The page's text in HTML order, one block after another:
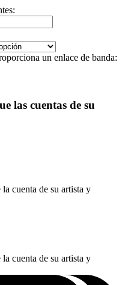
un enlace de banda:
las cuentas de su
cuenta de su artista y
cuenta de su artista y